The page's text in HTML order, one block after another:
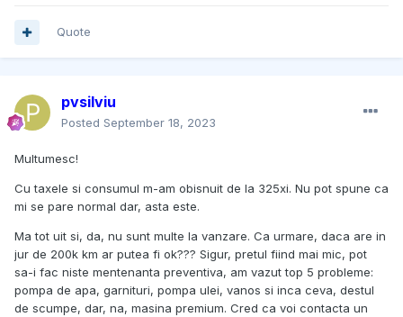
Quote
pvsilviu
Posted September 18, 2023
Multumesc!
Cu taxele si consumul m-am obisnuit de la 325xi. Nu pot spune ca
mi se pare normal dar, asta este.
Ma tot uit si, da, nu sunt multe la vanzare. Ca urmare, daca are in
jur de 200k km ar putea fi ok??? Sigur, pretul fiind mai mic, pot
sa-i fac niste mentenanta preventiva, am vazut top 5 probleme:
pompa de apa, garnituri, pompa ulei, vanos si inca ceva, destul
de scumpe, dar, na, masina premium. Cred ca voi contacta un